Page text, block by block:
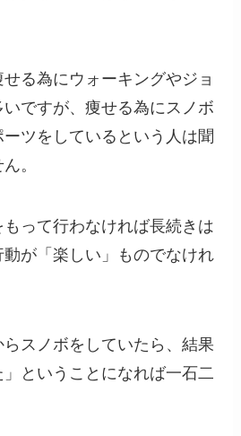
る為にウォーキングやジョ
ですが、痩せる為にスノボ
ツをしているという人は聞
。
って行わなければ長続きは
動が「楽しい」ものでなけれ
スノボをしていたら、結果
ということになれば一石二